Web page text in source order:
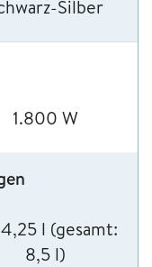
Silber
1.800 W
l (gesamt:
8,5 l)